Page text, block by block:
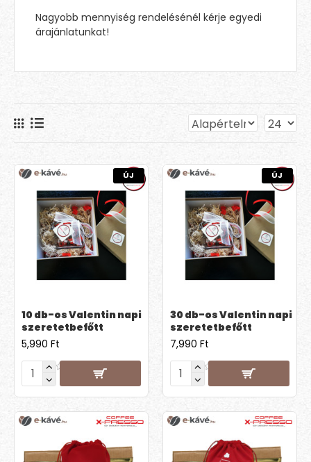
Nagyobb mennyiség rendelésénél kérje egyedi
árajánlatunkat!
ÚJ
10 db-os Valentin napi
szeretetbefőtt
5,990 Ft
ÚJ
30 db-os Valentin napi
szeretetbefőtt
7,990 Ft